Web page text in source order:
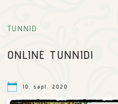
TUNNID
ONLINE TUNNID!
10. sept. 2020